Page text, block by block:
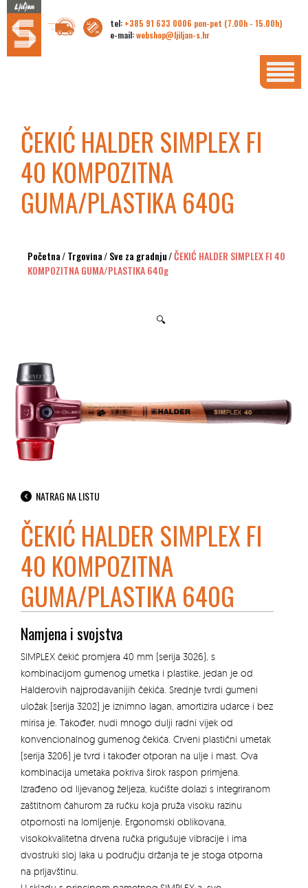
tel: +385 91 633 0006 pon-pet (7.00h - 15.00h)
e-mail:webshop@ljiljan-s.hr
ČEKIĆ HALDER SIMPLEX FI
40 KOMPOZITNA
GUMA/PLASTIKA 640G
Početna/Trgovina/Sve za gradnju/ČEKIĆ HALDER SIMPLEX FI 40
KOMPOZITNA GUMA/PLASTIKA 640g
🔍
NATRAG NA LISTU
ČEKIĆ HALDER SIMPLEX FI
40 KOMPOZITNA
GUMA/PLASTIKA 640G
Namjena i svojstva
SIMPLEX čekić promjera 40 mm (serija 3026), s
kombinacijom gumenog umetka i plastike, jedan je od
Halderovih najprodavanijih čekića. Srednje tvrdi gumeni
uložak (serija 3202) je iznimno lagan, amortizira udarce i bez
mirisa je. Također, nudi mnogo dulji radni vijek od
konvencionalnog gumenog čekića. Crveni plastični umetak
(serija 3206) je tvrd i također otporan na ulje i mast. Ova
kombinacija umetaka pokriva širok raspon primjena.
Izrađeno od lijevanog željeza, kućište dolazi s integriranom
zaštitnom čahurom za ručku koja pruža visoku razinu
otpornosti na lomljenje. Ergonomski oblikovana,
visokokvalitetna drvena ručka prigušuje vibracije i ima
dvostruki sloj laka u području držanja te je stoga otporna
na prljavštinu.